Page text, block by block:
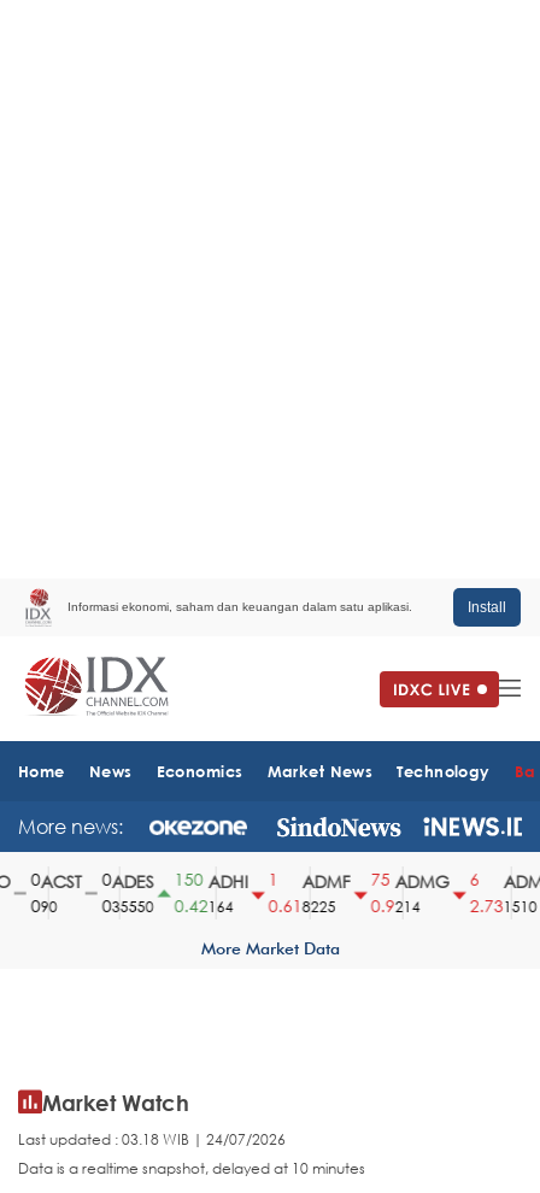
Informasi ekonomi, saham dan keuangan dalam satu aplikasi. Install
Home News Economics Market News Technology
More news:
ACST
90
ADES
35550
150
0.42
ADHI
164
0.61
ADMF
8225
75
0.9
ADMG
214
2.73
ADMR
1510
More Market Data
Market Watch
Last updated : 03.18 WIB | 24/07/2026
Data is a realtime snapshot, delayed at 10 minutes